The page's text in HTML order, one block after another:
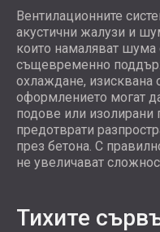
Вентилационните
акустични жалузи и
които намаляват шума
същевременно
охлаждане, изисквана
оформлението могат
подове или изолирани
предотврати
през бетона. С
не увеличават
Тихите